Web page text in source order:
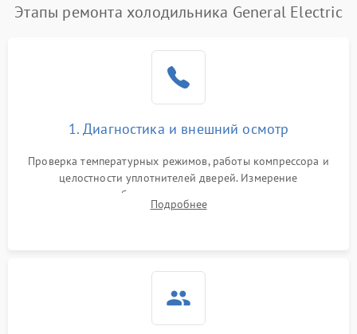
Поломка системы No Frost 2600 ₽ Подробнее →
работе
2000 ₽ Подробнее →
1000 ₽
1800 ₽
Этапы ремонта холодильника General Electric
1. Диагностика и внешний осмотр
Проверка температурных режимов, работы компрессора и
целостности уплотнителей дверей. Измерение
сопротивления обмоток мотора, проверка термостата и
считывание кодов ошибок с электронного дисплея.
Подробнее